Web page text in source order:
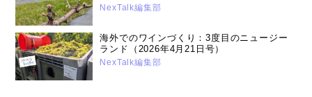
NexTalk編集部
海外でのワインづくり：3度目のニュージー
ランド（2026年4月21日号）
NexTalk編集部